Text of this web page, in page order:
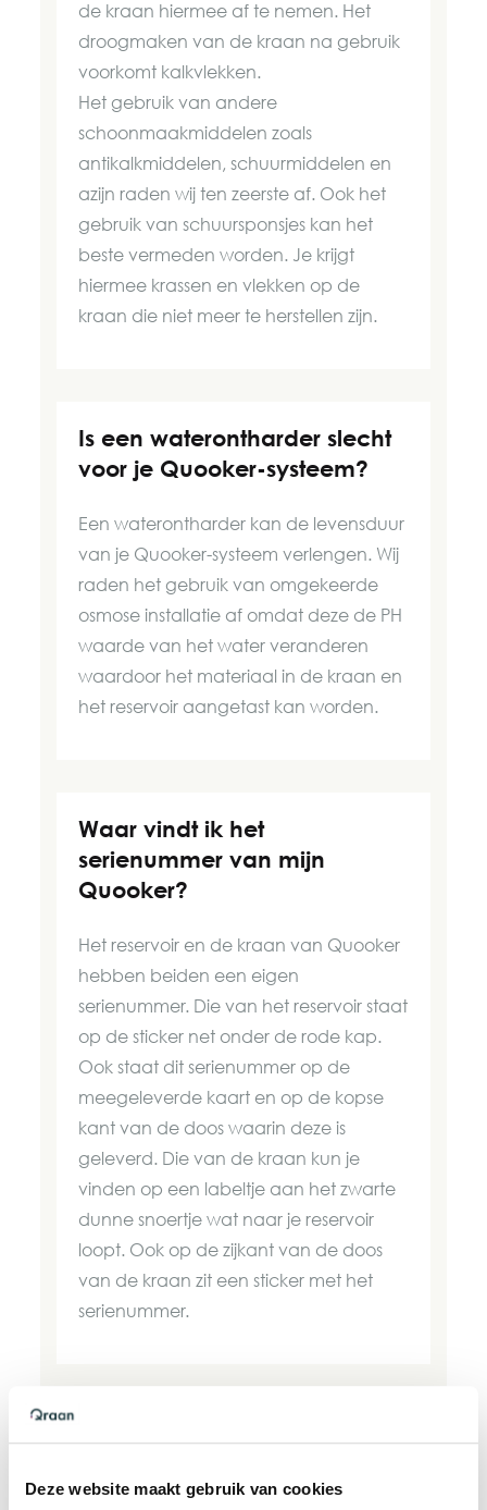
Deze website maakt gebruik van cookies
de kraan hiermee af te nemen. Het
droogmaken van de kraan na gebruik
voorkomt kalkvlekken.
Het gebruik van andere
schoonmaakmiddelen zoals
antikalkmiddelen, schuurmiddelen en
azijn raden wij ten zeerste af. Ook het
gebruik van schuursponsjes kan het
beste vermeden worden. Je krijgt
hiermee krassen en vlekken op de
kraan die niet meer te herstellen zijn.
Is een waterontharder slecht
voor je Quooker-systeem?
Een waterontharder kan de levensduur
van je Quooker-systeem verlengen. Wij
raden het gebruik van omgekeerde
osmose installatie af omdat deze de PH
waarde van het water veranderen
waardoor het materiaal in de kraan en
het reservoir aangetast kan worden.
Waar vindt ik het
serienummer van mijn
Quooker?
Het reservoir en de kraan van Quooker
hebben beiden een eigen
serienummer. Die van het reservoir staat
op de sticker net onder de rode kap.
Ook staat dit serienummer op de
meegeleverde kaart en op de kopse
kant van de doos waarin deze is
geleverd. Die van de kraan kun je
vinden op een labeltje aan het zwarte
dunne snoertje wat naar je reservoir
loopt. Ook op de zijkant van de doos
van de kraan zit een sticker met het
serienummer.
onderhoudsbeurt?